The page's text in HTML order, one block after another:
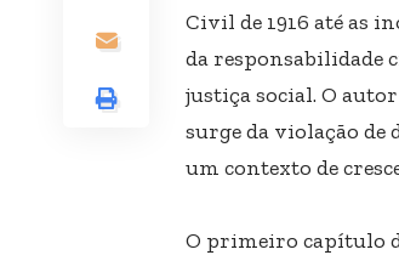
Civil de 1916 até as
da responsabilidade
justiça social. O
surge da violação de
um contexto de
O primeiro capítulo